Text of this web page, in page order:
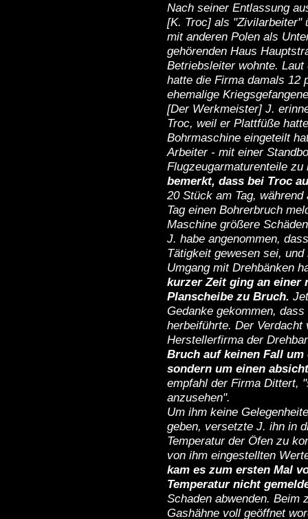
Nach seiner Entlassung
[K. Troc] als "Zivilarbeiter"
mit anderen Polen als
gehörenden Haus
Betriebsleiter wohnte.
hatte die Firma damals 12
ehemalige
[Der Werkmeister] J.
Troc, weil er Plattfüße
Bohrmaschine eingeteilt
Arbeiter - mit einer
Flugzeugarmaturenteile
bemerkt, dass bei Troc
20 Stück am Tag,
Tag einen Bohrerbruch
Maschine größere
J. habe angenommen,
Tätigkeit gewesen sei,
Umgang mit Drehbänken
kurzer Zeit ging an einer
Planscheibe zu Bruch.
Gedanke gekommen,
herbeiführte. Der
Herstellerfirma der
Bruch auf keinen Fall
sondern um einen
empfahl der Firma Dittert,
anzusehen".
Um ihm keine
geben, versetzte J. ihn in
Temperatur der Öfen zu
von ihm eingestellten
kam es zum ersten Mal
Temperatur nicht
Schaden abwenden.
Gashähne voll geöffnet